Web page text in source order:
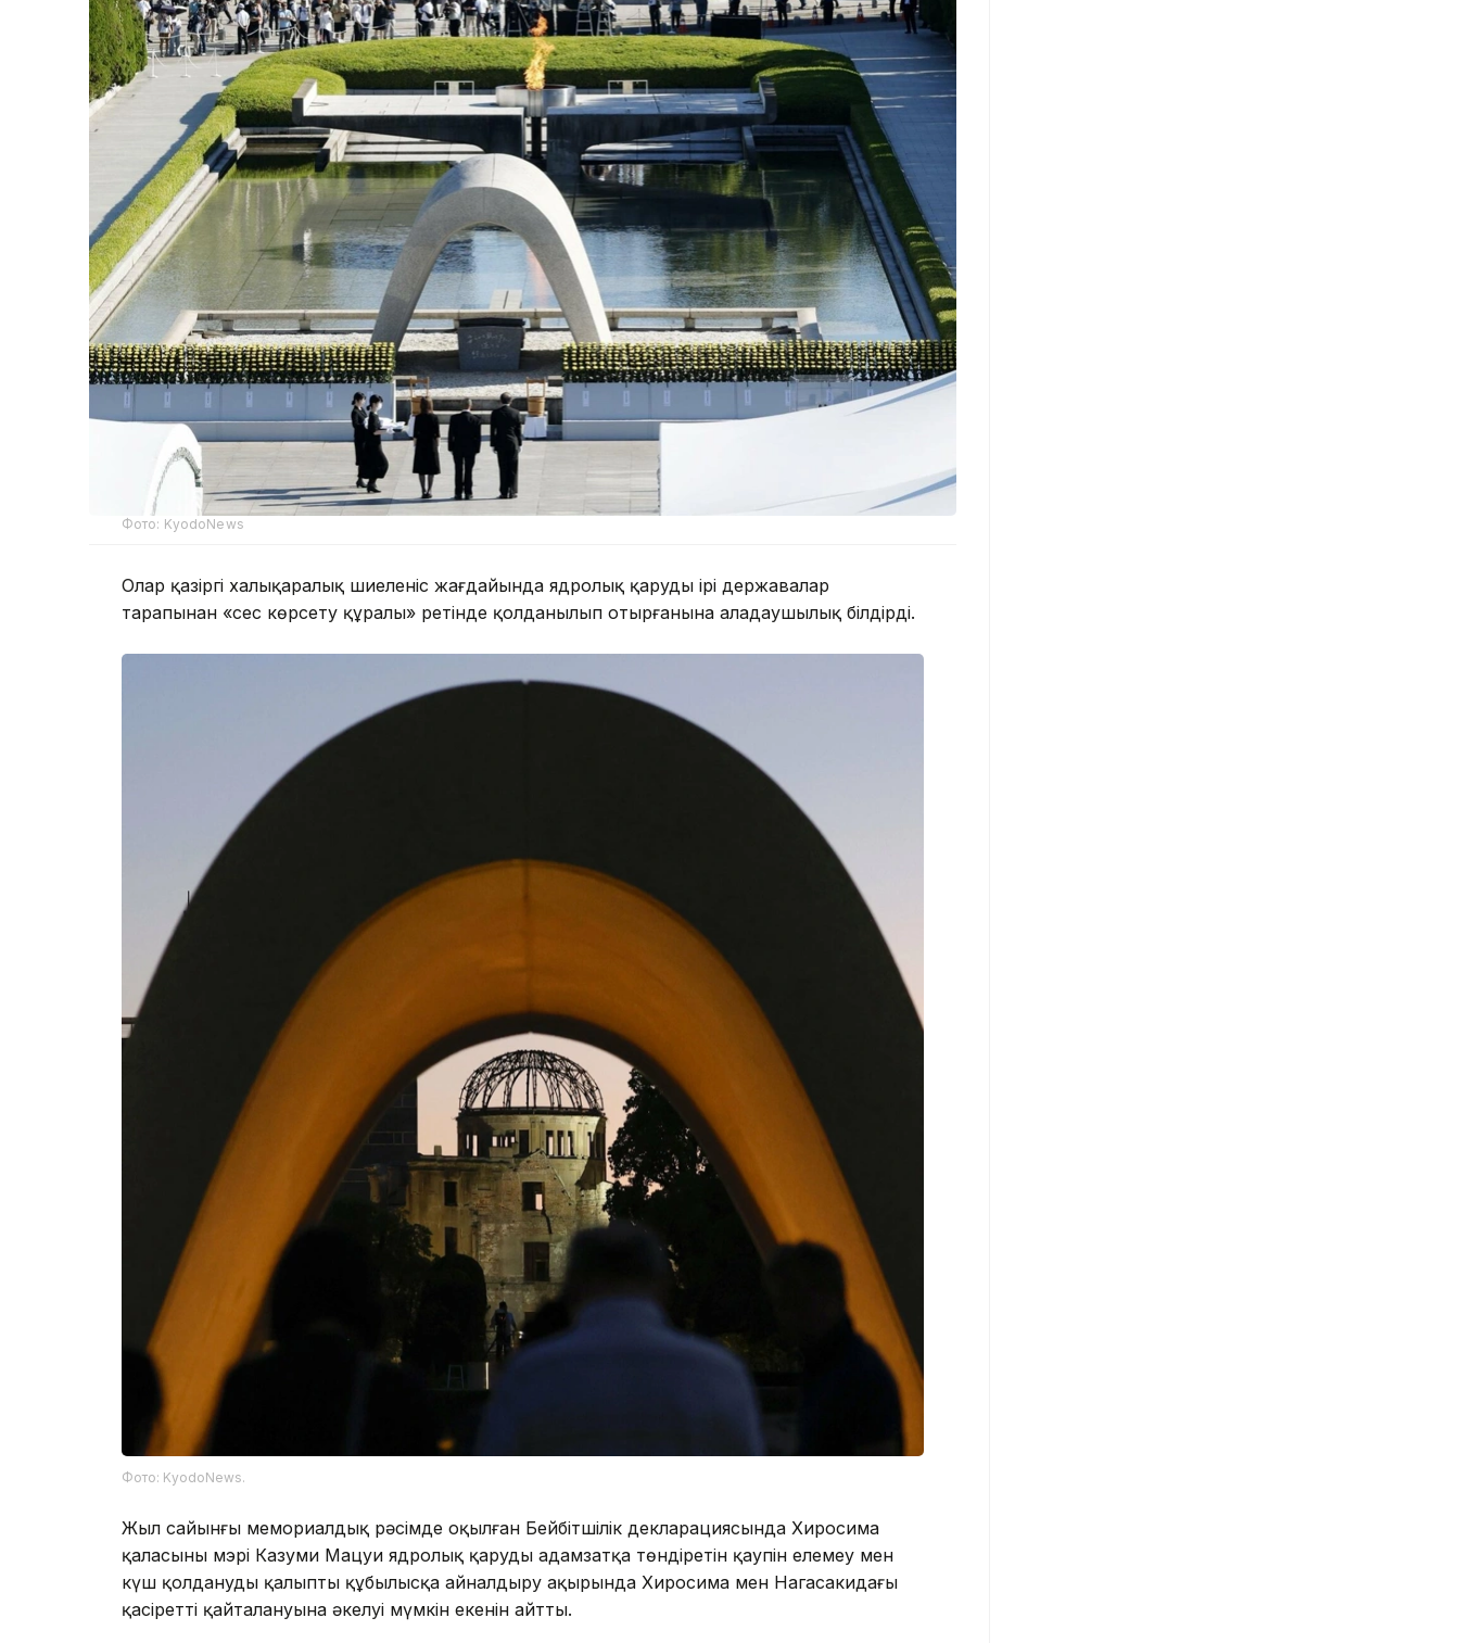
Фото: KyodoNews
Олар қазіргі халықаралық шиеленіс жағдайында ядролық қарудың ірі державалар
тарапынан «сес көрсету құралы» ретінде қолданылып отырғанына алаңдаушылық білдірді.
Фото: KyodoNews.
Жыл сайынғы мемориалдық рәсімде оқылған Бейбітшілік декларациясында Хиросима
қаласының мэрі Казуми Мацуи ядролық қарудың адамзатқа төндіретін қаупін елемеу мен
күш қолдануды қалыпты құбылысқа айналдыру ақырында Хиросима мен Нагасакидағы
қасіреттің қайталануына әкелуі мүмкін екенін айтты.